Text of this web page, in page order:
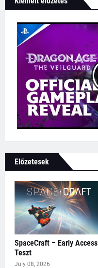
Előzetesek
SpaceCraft – Early Access
Teszt
July 08, 2026